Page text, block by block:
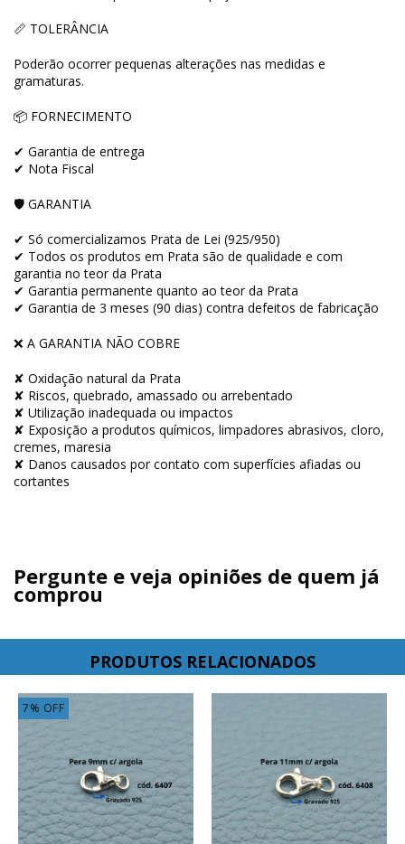
📏 TOLERÂNCIA
Poderão ocorrer pequenas alterações nas medidas e
gramaturas.
📦 FORNECIMENTO
✔ Garantia de entrega
✔ Nota Fiscal
🛡 GARANTIA
✔ Só comercializamos Prata de Lei (925/950)
✔ Todos os produtos em Prata são de qualidade e com
garantia no teor da Prata
✔ Garantia permanente quanto ao teor da Prata
✔ Garantia de 3 meses (90 dias) contra defeitos de fabricação
❌ A GARANTIA NÃO COBRE
✘ Oxidação natural da Prata
✘ Riscos, quebrado, amassado ou arrebentado
✘ Utilização inadequada ou impactos
✘ Exposição a produtos químicos, limpadores abrasivos, cloro,
cremes, maresia
✘ Danos causados por contato com superfícies afiadas ou
cortantes
Pergunte e veja opiniões de quem já
comprou
PRODUTOS RELACIONADOS
7% OFF